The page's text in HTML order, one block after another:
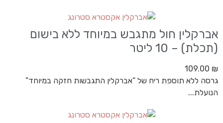
אברקלין חול מתגבש במיוחד ללא בישום
(תכלת) – 10 ליטר
109.00 ₪
גרסה ללא תוספת ריח של “אברקלין התגבשות חזקה במיוחד”
הנועלת...